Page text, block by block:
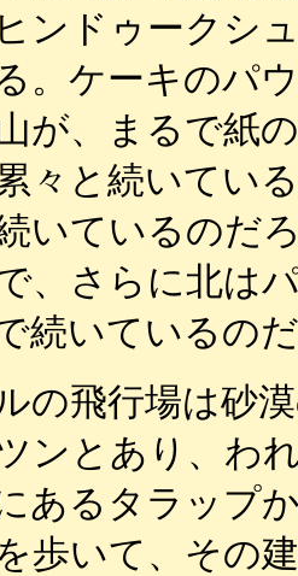
ンドゥークシ
。ケーキのパ
が、まるで紙
々と続いてい
いているのだ
、さらに北は
続いているの
の飛行場は砂
ンとあり、わ
あるタラップ
歩いて、その